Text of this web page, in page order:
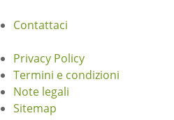
Contattaci
Privacy Policy
Termini e condizioni
Note legali
Sitemap